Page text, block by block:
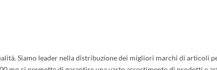
Siamo leader nella distribuzione dei migliori marchi di articoli